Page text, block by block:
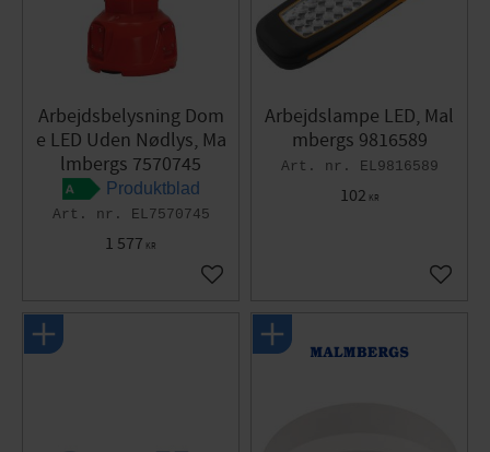
Arbejdsbelysning Dom
e LED Uden Nødlys, Ma
lmbergs 7570745
Produktblad
EL7570745
1 577 KR
Gem som favorit
Arbejdslampe LED, Mal
mbergs 9816589
EL9816589
102 KR
Gem